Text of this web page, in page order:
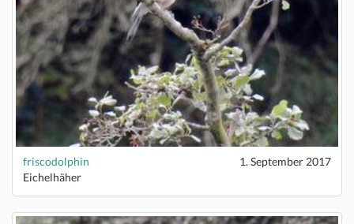
friscodolphin
1. September 2017
Eichelhäher